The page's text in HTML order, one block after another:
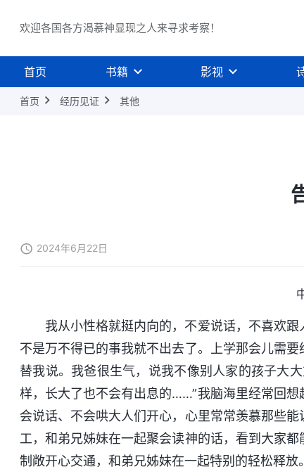
欢迎各国各方渴慕神显现之人来寻求考察！
首页 书籍 影视
首页 经历见证 其他
2024年6月22日
我从小性格就挺内向的，不爱说话，不喜欢
不是万不得已的事我就不出去了。上学那会儿需
替我说。我爸很生气，说我不像别人家的孩子大
样，长大了也不会有出息的……”我脑海里经常回
会说话、不会哄大人们开心，心里常常羡慕那些
工，和弟兄姊妹在一起聚会读神的话，看到大家
制敞开心交通，和弟兄姊妹在一起特别的轻松释放。